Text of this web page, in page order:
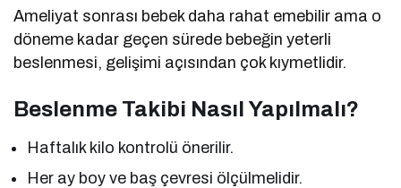
Ameliyat sonrası bebek daha rahat emebilir ama o
döneme kadar geçen sürede bebeğin yeterli
beslenmesi, gelişimi açısından çok kıymetlidir.
Beslenme Takibi Nasıl Yapılmalı?
Haftalık kilo kontrolü önerilir.
Her ay boy ve baş çevresi ölçülmelidir.